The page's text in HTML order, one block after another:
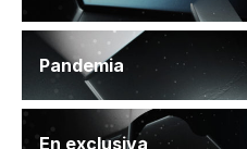
Pandemia
En exclusiva